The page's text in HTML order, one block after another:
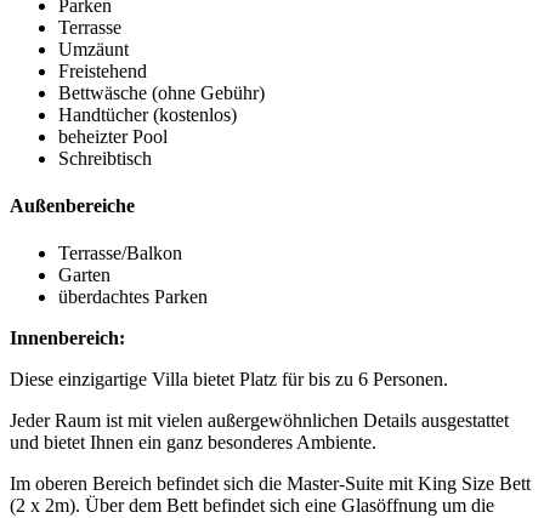
Parken
Terrasse
Umzäunt
Freistehend
Bettwäsche (ohne Gebühr)
Handtücher (kostenlos)
beheizter Pool
Schreibtisch
Außenbereiche
Terrasse/Balkon
Garten
überdachtes Parken
Innenbereich:
Diese einzigartige Villa bietet Platz für bis zu 6 Personen.
Jeder Raum ist mit vielen außergewöhnlichen Details ausgestattet
und bietet Ihnen ein ganz besonderes Ambiente.
Im oberen Bereich befindet sich die Master-Suite mit King Size Bett
(2 x 2m). Über dem Bett befindet sich eine Glasöffnung um die